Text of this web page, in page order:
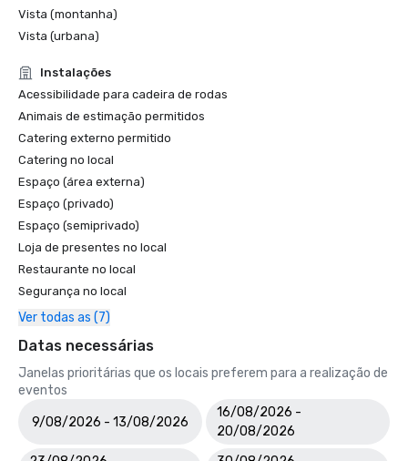
Vista (montanha)
Vista (urbana)
Instalações
Acessibilidade para cadeira de rodas
Animais de estimação permitidos
Catering externo permitido
Catering no local
Espaço (área externa)
Espaço (privado)
Espaço (semiprivado)
Loja de presentes no local
Restaurante no local
Segurança no local
Ver todas as (7)
Datas necessárias
Janelas prioritárias que os locais preferem para a realização de
eventos
9/08/2026 - 13/08/2026
16/08/2026 -
20/08/2026